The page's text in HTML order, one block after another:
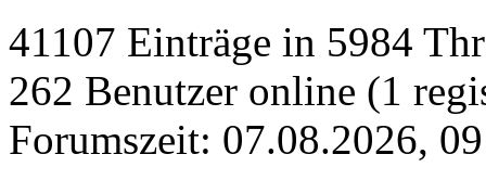
41107 Einträge in 5984
262 Benutzer online (1
Forumszeit: 07.08.2026,